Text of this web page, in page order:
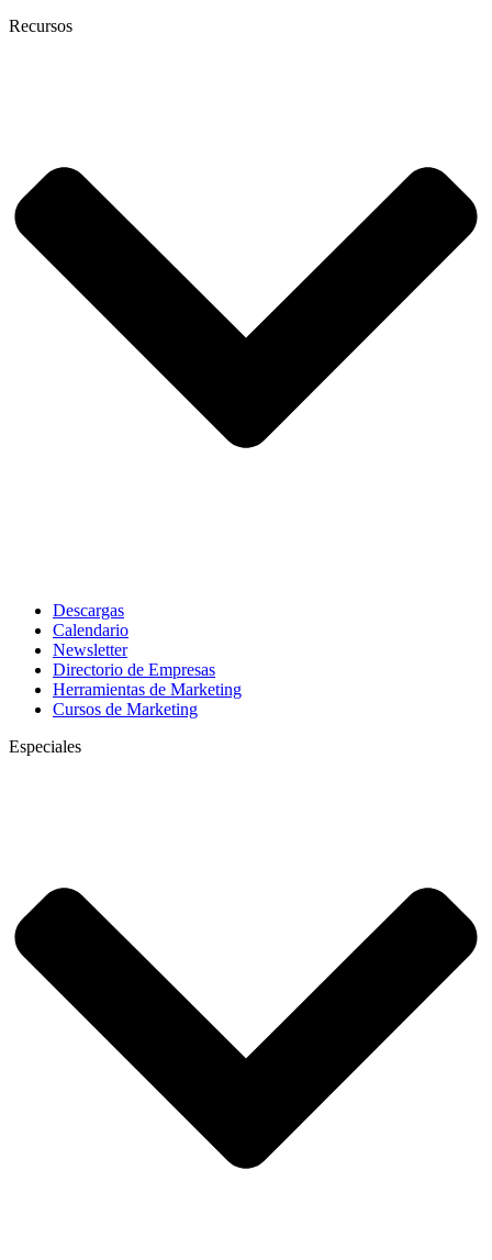
Recursos
Descargas
Calendario
Newsletter
Directorio de Empresas
Herramientas de Marketing
Cursos de Marketing
Especiales